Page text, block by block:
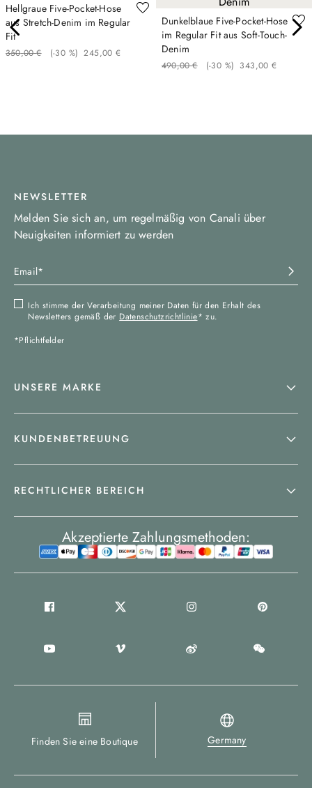
Hellgraue Five-Pocket-Hose
aus Stretch-Denim im Regular
Fit
350,00 € (-30 %) 245,00 €
Dunkelblaue Five-Pocket-Hose
im Regular Fit aus Soft-Touch-
Denim
490,00 € (-30 %) 343,00 €
NEWSLETTER
Melden Sie sich an, um regelmäßig von Canali über
Neuigkeiten informiert zu werden
Ich stimme der Verarbeitung meiner Daten für den Erhalt des
Newsletters gemäß der Datenschutzrichtlinie* zu.
*Pflichtfelder
UNSERE MARKE
KUNDENBETREUUNG
RECHTLICHER BEREICH
Finden Sie eine Boutique Germany
Akzeptierte Zahlungsmethoden: